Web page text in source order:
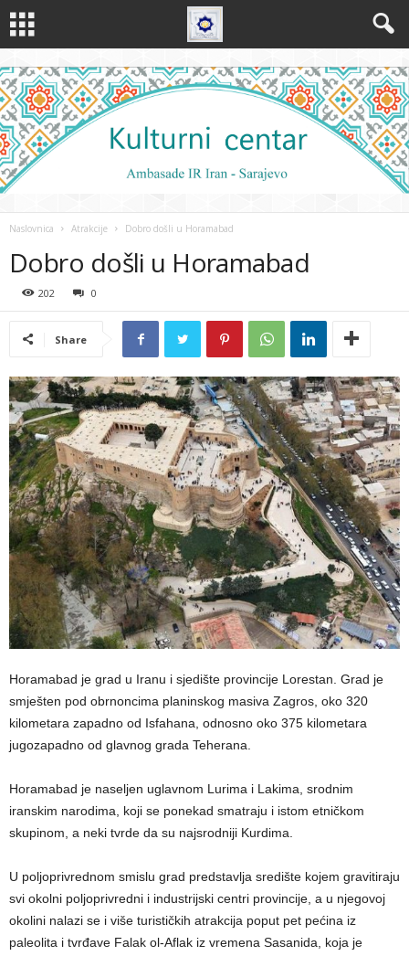
Naslovnica Atrakcije Dobro došli u Horamabad
Dobro došli u Horamabad
202 0
Share
Horamabad je grad u Iranu i sjedište provincije Lorestan. Grad je
smješten pod obrnoncima planinskog masiva Zagros, oko 320
kilometara zapadno od Isfahana, odnosno oko 375 kilometara
jugozapadno od glavnog grada Teherana.
Horamabad je naseljen uglavnom Lurima i Lakima, srodnim
iranskim narodima, koji se ponekad smatraju i istom etničkom
skupinom, a neki tvrde da su najsrodniji Kurdima.
U poljoprivrednom smislu grad predstavlja središte kojem gravitiraju
svi okolni poljoprivredni i industrijski centri provincije, a u njegovoj
okolini nalazi se i više turističkih atrakcija poput pet pećina iz
paleolita i tvrđave Falak ol-Aflak iz vremena Sasanida, koja je